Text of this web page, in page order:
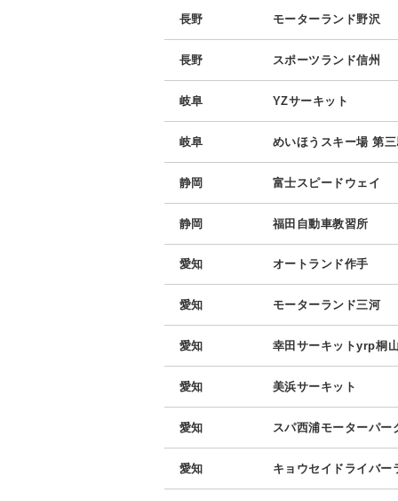
長野 モーターランド野沢
長野 スポーツランド信州
岐阜 YZサーキット
岐阜 めいほうスキー場 第
静岡 富士スピードウェイ
静岡 福田自動車教習所
愛知 オートランド作手
愛知 モーターランド三河
愛知 幸田サーキットyrp桐山
愛知 美浜サーキット
愛知 スパ西浦モーターパー
愛知 キョウセイドライバー